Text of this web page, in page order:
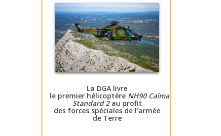
La DGA livre
le premier hélicoptère NH90 Caïman
Standard 2au profit
des forces spéciales de l’armée
de Terre